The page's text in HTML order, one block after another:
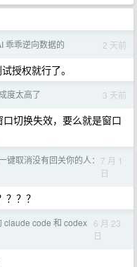
乖乖逆向数据的 2 天前
授权就行了。
度太高了 3 天前
切换失效，要么就是窗口
键取消没有回关你的人： 7 月 1
日
？？
claude code 和 codex 6 月 23
日